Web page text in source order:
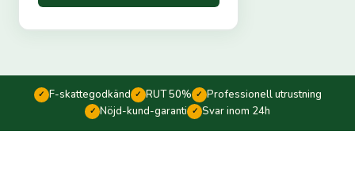
✓ F-skattegodkänd ✓ RUT 50% ✓ Professionell utrustning
✓ Nöjd-kund-garanti ✓ Svar inom 24h